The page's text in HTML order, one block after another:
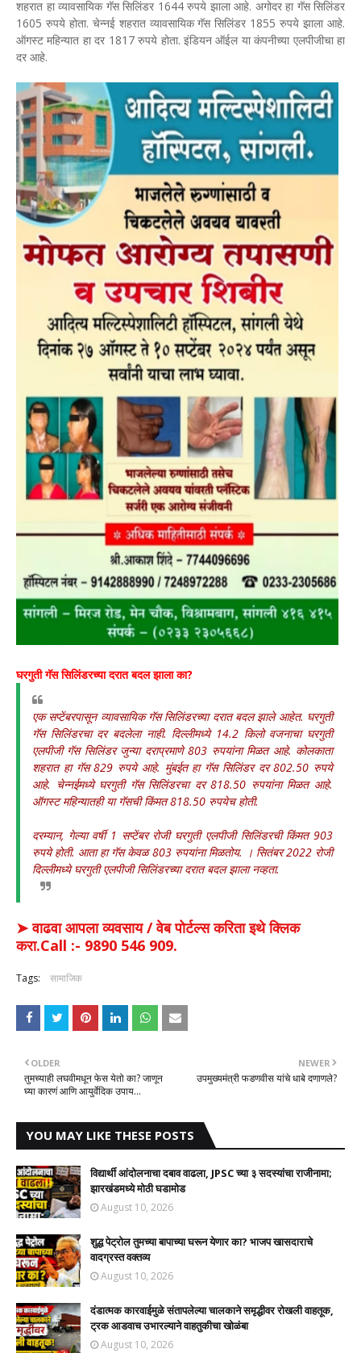
शहरात हा व्यावसायिक गॅस सिलिंडर 1644 रुपये झाला आहे. अगोदर हा गॅस सिलिंडर
1605 रुपये होता. चेन्नई शहरात व्यावसायिक गॅस सिलिंडर 1855 रुपये झाला आहे.
ऑगस्ट महिन्यात हा दर 1817 रुपये होता. इंडियन ऑईल या कंपनीच्या एलपीजीचा हा
दर आहे.
घरगुती गॅस सिलिंडरच्या दरात बदल झाला का?
एक सप्टेंबरपासून व्यावसायिक गॅस सिलिंडरच्या दरात बदल झाले आहेत. घरगुती
गॅस सिलिंडरचा दर बदलेला नाही. दिल्लीमध्ये 14.2 किलो वजनाचा घरगुती
एलपीजी गॅस सिलिंडर जुन्या दराप्रमाणे 803 रुपयांना मिळत आहे. कोलकाता
शहरात हा गॅस 829 रुपये आहे. मुंबईत हा गॅस सिलिंडर दर 802.50 रुपये
आहे. चेन्नईमध्ये घरगुती गॅस सिलिंडरचा दर 818.50 रुपयांना मिळत आहे.
ऑगस्ट महिन्यातही या गॅसची किंमत 818.50 रुपयेच होती.
दरम्यान, गेल्या वर्षी 1 सप्टेंबर रोजी घरगुती एलपीजी सिलिंडरची किंमत 903
रुपये होती. आता हा गॅस केवळ 803 रुपयांना मिळतोय. । सितंबर 2022 रोजी
दिल्लीमध्ये घरगुती एलपीजी सिलिंडरच्या दरात बदल झाला नव्हता.
➤ वाढवा आपला व्यवसाय / वेब पोर्टल्स करिता इथे क्लिक
करा.Call :- 9890 546 909.
Tags: सामाजिक
NEWER
उपमुख्यमंत्री फडणवीस यांचे धाबे दणाणले?
OLDER
तुमच्याही लघवीमधून फेस येतो का? जाणून
घ्या कारणं आणि आयुर्वेदिक उपाय...
YOU MAY LIKE THESE POSTS
विद्यार्थी आंदोलनाचा दबाव वाढला, JPSC च्या ३ सदस्यांचा राजीनामा;
झारखंडमध्ये मोठी घडामोड
August 10, 2026
शुद्ध पेट्रोल तुमच्या बापाच्या घरून येणार का? भाजप खासदाराचे
वादग्रस्त वक्तव्य
August 10, 2026
दंडात्मक कारवाईमुळे संतापलेल्या चालकाने समृद्धीवर रोखली वाहतूक,
ट्रक आडवाच उभारल्याने वाहतुकीचा खोळंबा
August 10, 2026